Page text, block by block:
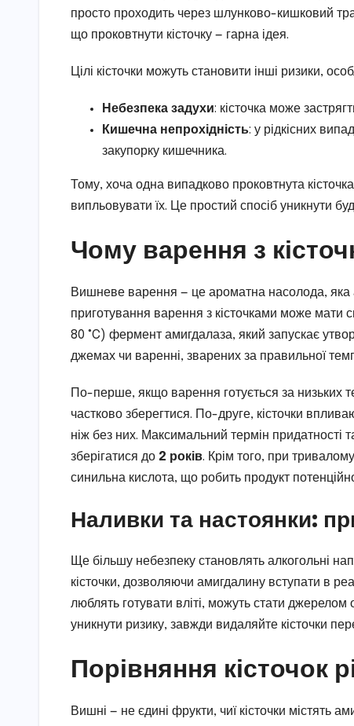
просто проходить через шлунково-кишковий
що проковтнути кісточку — гарна ідея.
Цілі кісточки можуть становити інші ризики,
Небезпека задухи: кісточка може
Кишечна непрохідність: у рідкісних
закупорку кишечника.
Тому, хоча одна випадково проковтнута
випльовувати їх. Це простий спосіб уникнути
Чому варення з
Вишневе варення — це ароматна насолода, яка
приготування варення з кісточками може мати
80 °C) фермент амигдалаза, який запускає
джемах чи варенні, зварених за правильної
По-перше, якщо варення готується за низьких
частково зберегтися. По-друге, кісточки
ніж без них. Максимальний термін придатності
зберігатися до 2 років. Крім того, при
синильна кислота, що робить продукт
Наливки та настоянки:
Ще більшу небезпеку становлять алкогольні
кісточки, дозволяючи амигдалину вступати в
люблять готувати вліті, можуть стати
уникнути ризику, завжди видаляйте кісточки
Порівняння кісточок
Вишні — не єдині фрукти, чиї кісточки містять